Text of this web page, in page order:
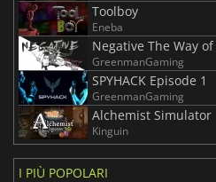
Toolboy
Eneba
Negative The Way
GreenmanGaming
SPYHACK Episode 1
GreenmanGaming
Alchemist Simulator
Kinguin
I PIÙ POPOLARI